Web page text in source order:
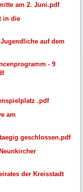
am 2. Juni.pdf
in die
auf dem
- 9
.pdf
am
geschlossen.pdf
der Kreisstadt